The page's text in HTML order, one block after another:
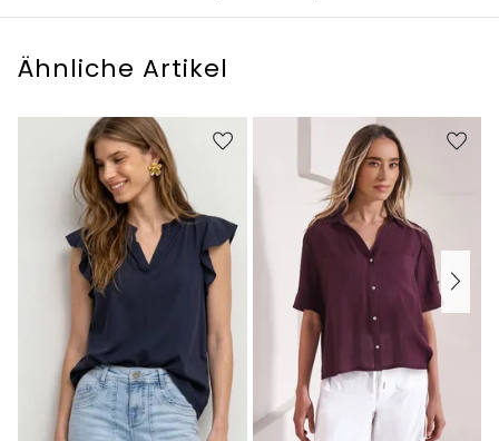
Ähnliche Artikel